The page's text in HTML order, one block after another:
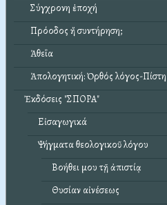
Σύγχρονη ἐποχή
Πρόοδος ἤ συντήρηση;
Ἀθεΐα
Ἀπολογητική: Ὀρθός λόγος-Πίστη
Ἐκδόσεις "ΣΠΟΡΑ"
Εἰσαγωγικά
Ψήγματα θεολογικοῦ λόγου
Βοήθει μου τῇ ἀπιστίᾳ
Θυσίαν αἰνέσεως